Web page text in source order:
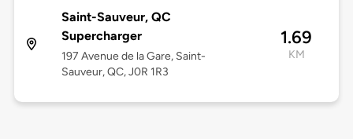
Saint-Sauveur, QC
Supercharger
197 Avenue de la Gare, Saint-
Sauveur, QC, J0R 1R3
1.69
KM